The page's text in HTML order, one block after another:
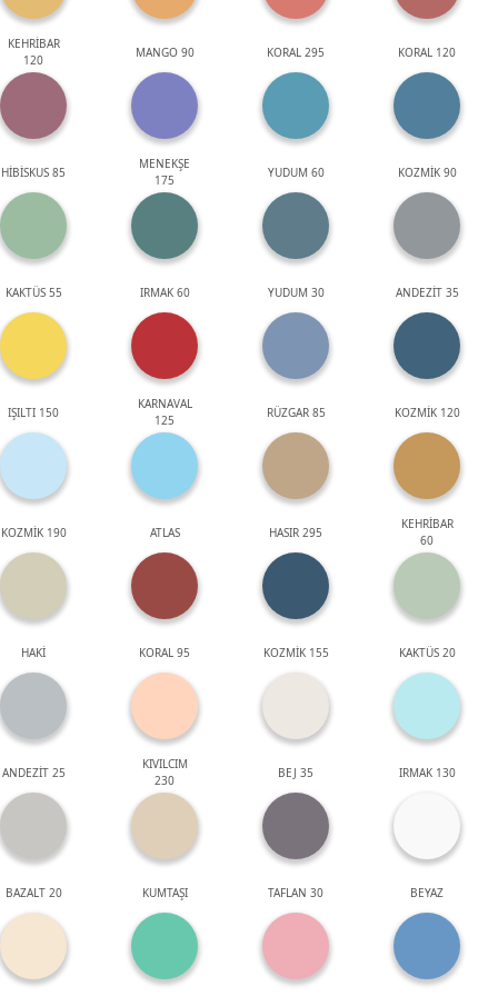
KEHRİBAR
120
MANGO 90 KORAL 295 KORAL 120
HİBİSKUS 85
MENEKŞE
175
YUDUM 60 KOZMİK 90
KAKTÜS 55 IRMAK 60 YUDUM 30 ANDEZİT 35
IŞILTI 150
KARNAVAL
125
RÜZGAR 85 KOZMİK 120
KOZMİK 190 ATLAS HASIR 295
KEHRİBAR
60
HAKİ KORAL 95 KOZMİK 155 KAKTÜS 20
ANDEZİT 25
KIVILCIM
230
BEJ 35 IRMAK 130
BAZALT 20 KUMTAŞI TAFLAN 30 BEYAZ